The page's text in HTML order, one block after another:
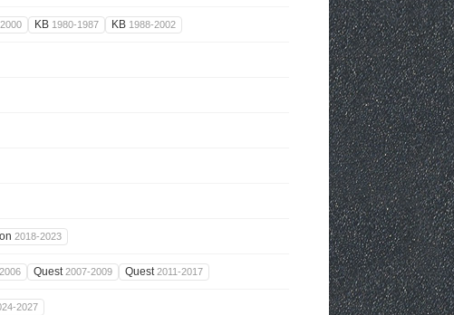
KB 1980-1987 KB 1988-2002
2018-2023
Quest2007-2009 Quest2011-2017
2027